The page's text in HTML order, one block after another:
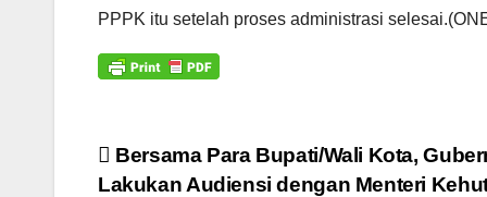
PPPK itu setelah proses administrasi
Navigasi
Bersama Para Bupati/Wali Kota,
Lakukan Audiensi dengan Menteri